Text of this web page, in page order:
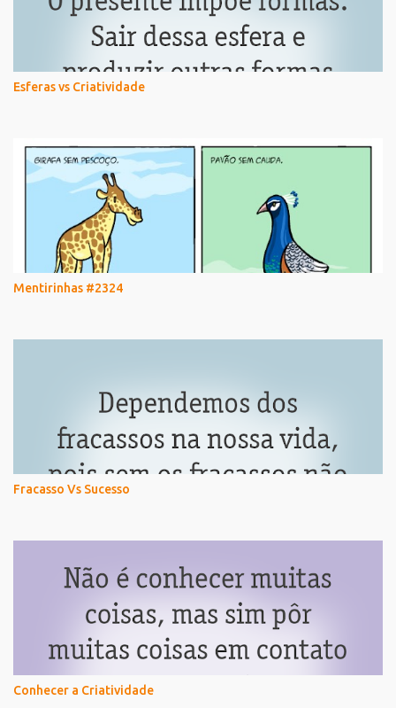
Esferas vs Criatividade
Mentirinhas #2324
Fracasso Vs Sucesso
Conhecer a Criatividade